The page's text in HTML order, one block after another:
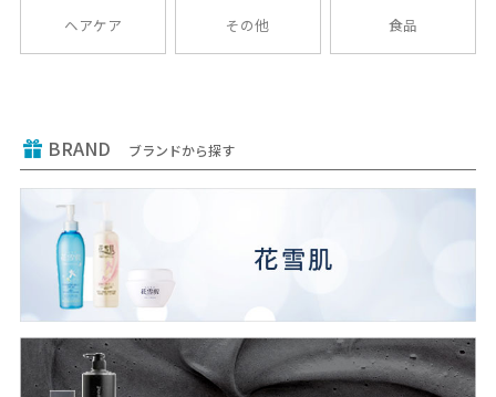
ヘアケア その他 食品
BRAND ブランドから探す